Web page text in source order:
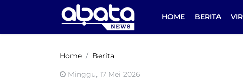
HOME BERITA
Home Berita
Minggu, 17 Mei 2026